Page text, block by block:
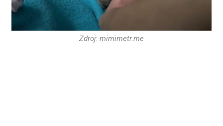
Zdroj: mimimetr.me